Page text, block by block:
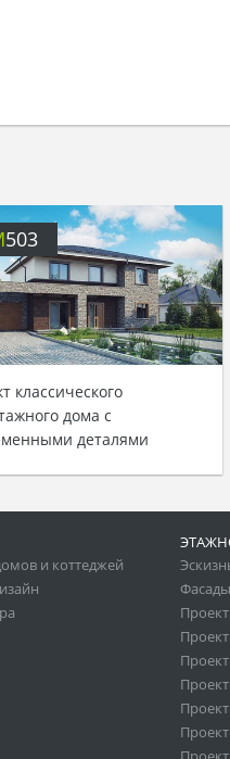
503
классического
дома с
деталями
и коттеджей